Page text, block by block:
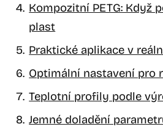
Kompozitní PETG: Když
plast
Praktické aplikace v
Optimální nastavení pro
Teplotní profily podle
Jemné doladění